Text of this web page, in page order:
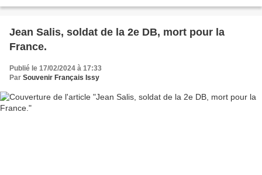
Jean Salis, soldat de la 2e DB, mort pour la
France.
Publié le 17/02/2024 à 17:33
Par Souvenir Français Issy